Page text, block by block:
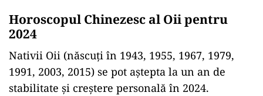
Horoscopul Chinezesc al Oii pentru
2024
Nativii Oii (născuți în 1943, 1955, 1967, 1979,
1991, 2003, 2015) se pot aștepta la un an de
stabilitate și creștere personală în 2024.